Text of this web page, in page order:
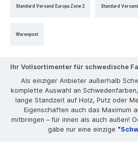
Standard Versand Europa Zone 2 Standard
Warenpost
Ihr Vollsortimenter für schwedische
Als einziger Anbieter außerhalb
komplette Auswahl an
lange Standzeit auf Holz, Putz oder
Eigenschaften auch das Maximum
mitbringen – für innen als auch außen!
gäbe nur eine einzige